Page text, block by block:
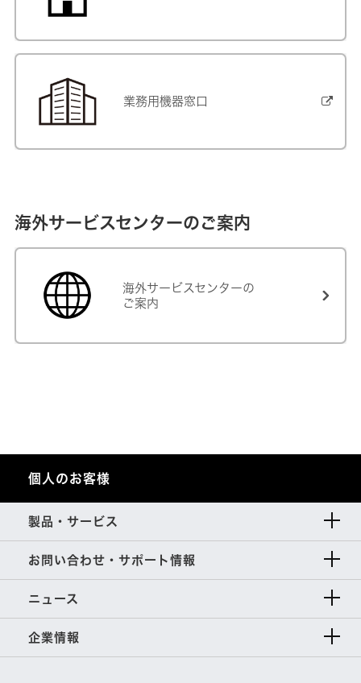
業務用機器窓口
海外サービスセンターのご案内
海外サービスセンターの
ご案内
個人のお客様
製品・サービス
お問い合わせ・サポート情報
ニュース
企業情報